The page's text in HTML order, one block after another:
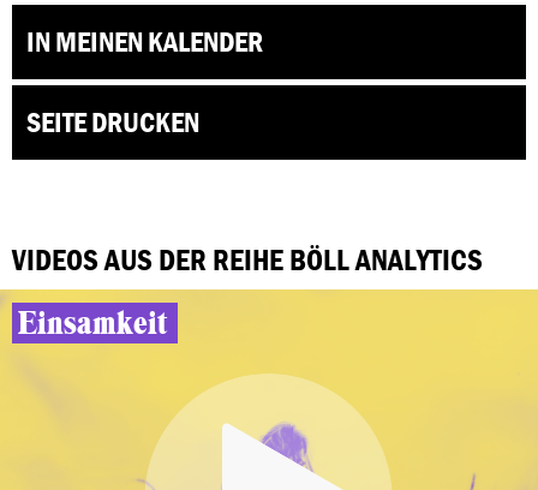
IN MEINEN KALENDER
SEITE DRUCKEN
VIDEOS AUS DER REIHE BÖLL ANALYTICS
Einsamkeit